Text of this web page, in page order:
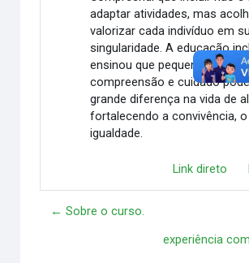
adaptar atividades, mas
valorizar cada indivíduo em
singularidade. A educação
ensinou que pequenos
compreensão e cuidado
grande diferença na vida de
fortalecendo a convivência,
igualdade.
Link direto
← Sobre o curso.
experiência